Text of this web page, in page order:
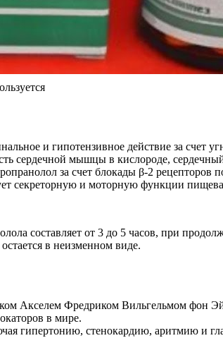
и гипотензивное действие за счет
сердечной мышцы в кислороде,
за счет блокады β-2 рецепторов
секреторную и моторную функции
составляет от 3 до 5 часов, при
в неизменном виде.
Акселем Фредриком Вильгельмом фон
в мире.
гипертонию, стенокардию, аритмию и